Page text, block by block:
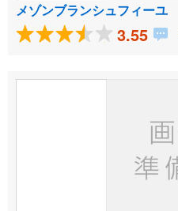
メゾンブランシュフィーユ
3.55